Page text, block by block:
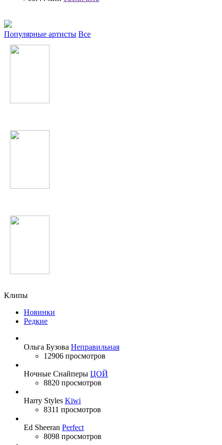
Популярные артисты Все
Клипы
Новинки
Редкие
Ольга Бузова Неправильная
12906 просмотров
Ночные Снайперы ЦОЙ
8820 просмотров
Harry Styles Kiwi
8311 просмотров
Ed Sheeran Perfect
8098 просмотров